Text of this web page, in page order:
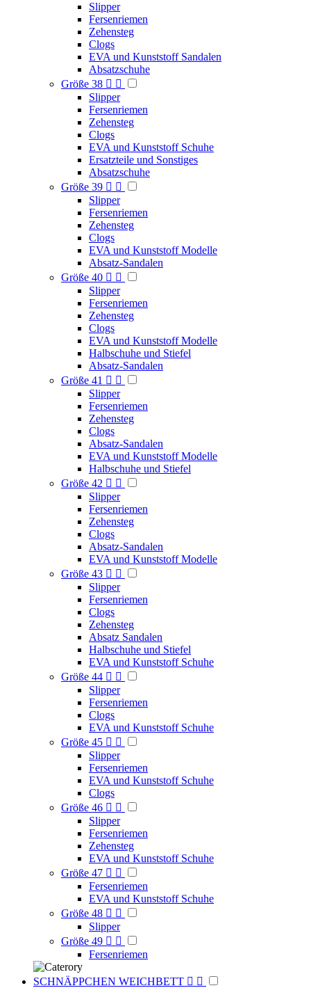
Slipper
Fersenriemen
Zehensteg
Clogs
EVA und Kunststoff Sandalen
Absatzschuhe
Größe 38  
Slipper
Fersenriemen
Zehensteg
Clogs
EVA und Kunststoff Schuhe
Ersatzteile und Sonstiges
Absatzschuhe
Größe 39  
Slipper
Fersenriemen
Zehensteg
Clogs
EVA und Kunststoff Modelle
Absatz-Sandalen
Größe 40  
Slipper
Fersenriemen
Zehensteg
Clogs
EVA und Kunststoff Modelle
Halbschuhe und Stiefel
Absatz-Sandalen
Größe 41  
Slipper
Fersenriemen
Zehensteg
Clogs
Absatz-Sandalen
EVA und Kunststoff Modelle
Halbschuhe und Stiefel
Größe 42  
Slipper
Fersenriemen
Zehensteg
Clogs
Absatz-Sandalen
EVA und Kunststoff Modelle
Größe 43  
Slipper
Fersenriemen
Clogs
Zehensteg
Absatz Sandalen
Halbschuhe und Stiefel
EVA und Kunststoff Schuhe
Größe 44  
Slipper
Fersenriemen
Clogs
EVA und Kunststoff Schuhe
Größe 45  
Slipper
Fersenriemen
EVA und Kunststoff Schuhe
Clogs
Größe 46  
Slipper
Fersenriemen
Zehensteg
EVA und Kunststoff Schuhe
Größe 47  
Fersenriemen
EVA und Kunststoff Schuhe
Größe 48  
Slipper
Größe 49  
Fersenriemen
SCHNÄPPCHEN WEICHBETT  